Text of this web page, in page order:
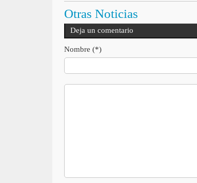
Otras Noticias
Deja un comentario
Nombre (*)